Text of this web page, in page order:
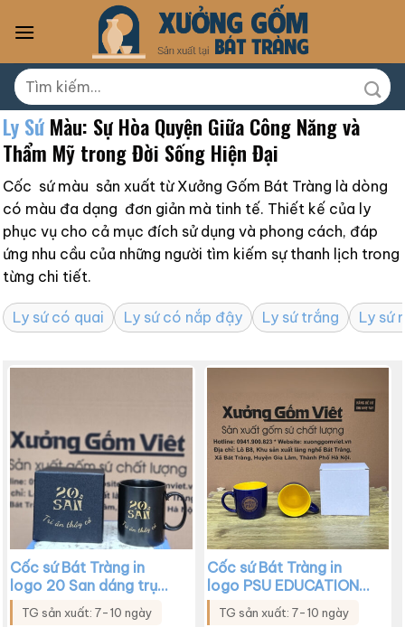
Tìm
kiếm:
Ly Sứ Màu: Sự Hòa Quyện Giữa Công Năng và
Thẩm Mỹ trong Đời Sống Hiện Đại
Cốc sứ màu sản xuất từ Xưởng Gốm Bát Tràng là dòng
có màu đa dạng đơn giản mà tinh tế. Thiết kế của ly
phục vụ cho cả mục đích sử dụng và phong cách, đáp
ứng nhu cầu của những người tìm kiếm sự thanh lịch trong
từng chi tiết.
Ly sứ có quai Ly sứ có nắp đậy Ly sứ trắng Ly sứ
Cốc sứ Bát Tràng in
logo 20 San dáng trụ
quai C màu đen XG-
LS215
TG sản xuất: 7-10 ngày
Cốc sứ Bát Tràng in
logo PSU EDUCATION
CENTER màu xanh
coban dáng lùn XG-
TG sản xuất: 7-10 ngày